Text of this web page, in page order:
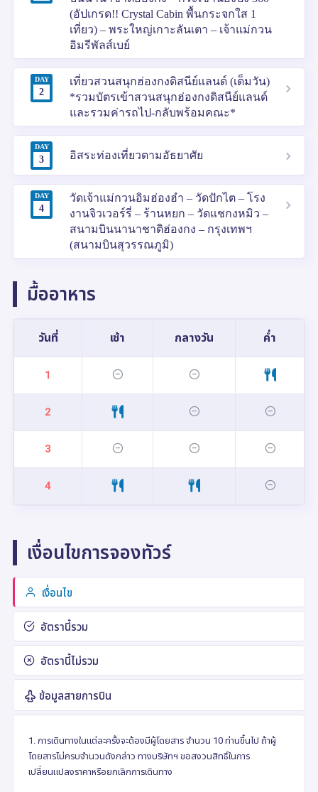
(อัปเกรด!! Crystal Cabin พื้นกระจกใส 1
เที่ยว) – พระใหญ่เกาะลันเตา – เจ้าแม่กวน
อิมรีพัลส์เบย์
DAY
2
เที่ยวสวนสนุกฮ่องกงดิสนีย์แลนด์ (เต็มวัน)
*รวมบัตรเข้าสวนสนุกฮ่องกงดิสนีย์แลนด์
และรวมค่ารถไป-กลับพร้อมคณะ*
DAY
3 อิสระท่องเที่ยวตามอัธยาศัย
DAY
4
วัดเจ้าแม่กวนอิมฮ่องฮำ – วัดปักไต – โรง
งานจิวเวอร์รี่ – ร้านหยก – วัดแชกงหมิว –
สนามบินนานาชาติฮ่องกง – กรุงเทพฯ
(สนามบินสุวรรณภูมิ)
มื้ออาหาร
วันที่ เช้า กลางวัน ค่ำ
1
2
3
4
เงื่อนไขการจองทัวร์
เงื่อนไข
อัตรานี้รวม
อัตรานี้ไม่รวม
ข้อมูลสายการบิน
1. การเดินทางในแต่ละครั้งจะต้องมีผู้โดยสาร จำนวน 10 ท่านขึ้นไป ถ้าผู้
โดยสารไม่ครบจำนวนดังกล่าว ทางบริษัทฯ ขอสงวนสิทธิ์ในการ
เปลี่ยนแปลงราคาหรือยกเลิกการเดินทาง